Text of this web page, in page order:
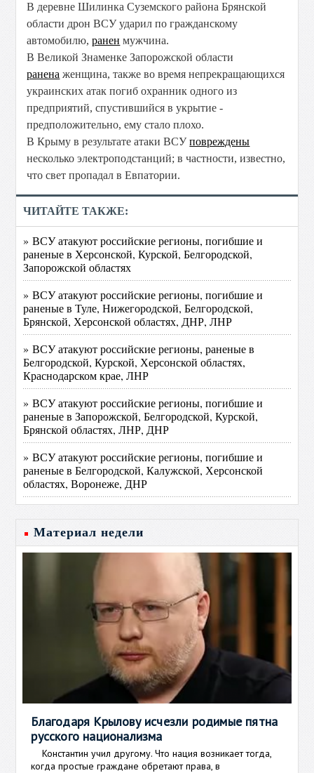
В деревне Шилинка Суземского района Брянской
области дрон ВСУ ударил по гражданскому
автомобилю,ранен мужчина.
В Великой Знаменке Запорожской области
ранена женщина, также во время непрекращающихся
украинских атак погиб охранник одного из
предприятий, спустившийся в укрытие -
предположительно, ему стало плохо.
В Крыму в результате атаки ВСУповреждены
несколько электроподстанций; в частности, известно,
что свет пропадал в Евпатории.
ЧИТАЙТЕ ТАКЖЕ:
» ВСУ атакуют российские регионы, погибшие и
раненые в Херсонской, Курской, Белгородской,
Запорожской областях
» ВСУ атакуют российские регионы, погибшие и
раненые в Туле, Нижегородской, Белгородской,
Брянской, Херсонской областях, ДНР, ЛНР
» ВСУ атакуют российские регионы, раненые в
Белгородской, Курской, Херсонской областях,
Краснодарском крае, ЛНР
» ВСУ атакуют российские регионы, погибшие и
раненые в Запорожской, Белгородской, Курской,
Брянской областях, ЛНР, ДНР
» ВСУ атакуют российские регионы, погибшие и
раненые в Белгородской, Калужской, Херсонской
областях, Воронеже, ДНР
Материал недели
Благодаря Крылову исчезли родимые пятна
русского национализма
Константин учил другому. Что нация возникает тогда,
когда простые граждане обретают права, в